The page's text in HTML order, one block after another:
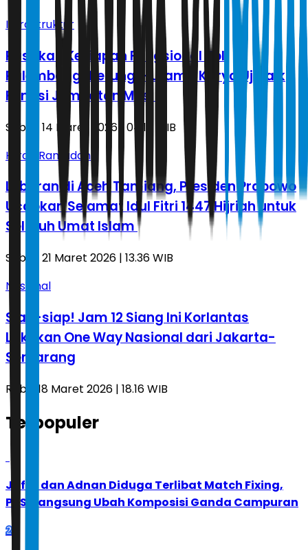
Infrastruktur
Pastikan Kesiapan Fungsional Tol
Palembang-Betung, Hutama Karya Uji Laik
Fungsi Jembatan Musi V
Sabtu, 14 Maret 2026 | 04.12 WIB
Hijrah Ramadan
Lebaran di Aceh Tamiang, Presiden Prabowo
Ucapkan Selamat Idul Fitri 1447 Hijriah untuk
Seluruh Umat Islam
Sabtu, 21 Maret 2026 | 13.36 WIB
Nasional
Siap-siap! Jam 12 Siang Ini Korlantas
Lakukan One Way Nasional dari Jakarta-
Semarang
Rabu, 18 Maret 2026 | 18.16 WIB
Terpopuler
Jafar dan Adnan Diduga Terlibat Match Fixing,
PBSI Langsung Ubah Komposisi Ganda Campuran
2